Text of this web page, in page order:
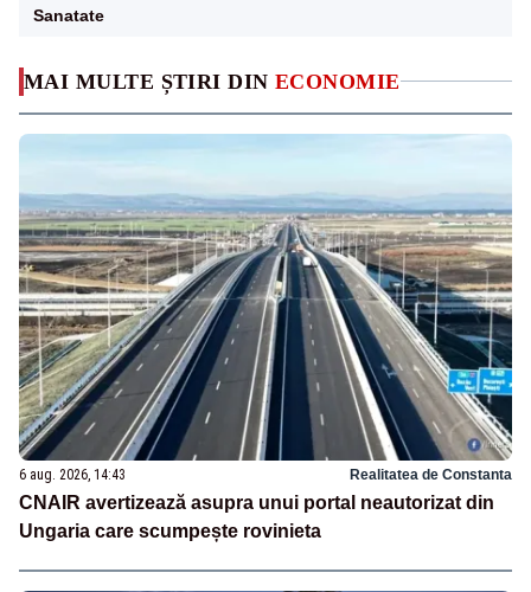
MAI MULTE ȘTIRI DIN ECONOMIE
6 aug. 2026, 14:43 Realitatea de Constanta
CNAIR avertizează asupra unui portal neautorizat din
Ungaria care scumpește rovinieta
Sanatate